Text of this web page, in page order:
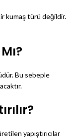
kumaş türü değildir.
Bu sebeple
yapıştırıcılar